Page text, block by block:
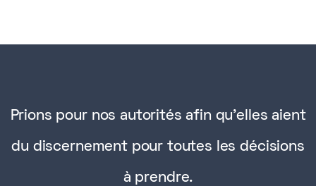
Prions pour nos autorités afin qu'elles aient
du discernement pour toutes les décisions
à prendre.